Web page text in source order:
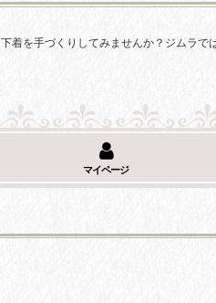
下着を手づくりしてみませんか？ジムラで
マイページ